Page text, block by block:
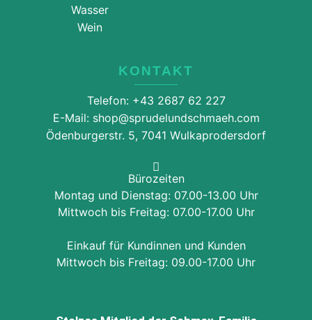
Wasser
Wein
KONTAKT
Telefon: +43 2687 62 227
E-Mail: shop@sprudelundschmaeh.com
Ödenburgerstr. 5, 7041 Wulkaprodersdorf
Bürozeiten
Montag und Dienstag: 07.00-13.00 Uhr
Mittwoch bis Freitag: 07.00-17.00 Uhr
Einkauf für Kundinnen und Kunden
Mittwoch bis Freitag: 09.00-17.00 Uhr